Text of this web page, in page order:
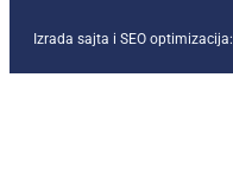
Izrada sajta i SEO optimizacija: